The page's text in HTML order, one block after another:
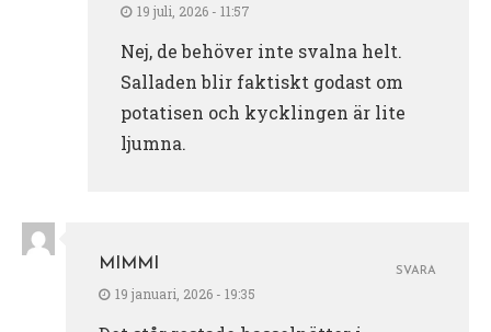
19 juli, 2026 - 11:57
Nej, de behöver inte svalna helt.
Salladen blir faktiskt godast om
potatisen och kycklingen är lite
ljumna.
MIMMI
19 januari, 2026 - 19:35
SVARA